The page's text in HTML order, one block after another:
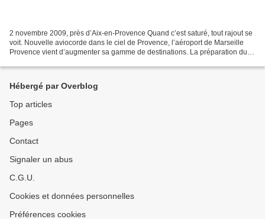
2 novembre 2009, près d’Aix-en-Provence Quand c’est saturé, tout rajout se
voit. Nouvelle aviocorde dans le ciel de Provence, l’aéroport de Marseille
Provence vient d’augmenter sa gamme de destinations. La préparation du
Hébergé par Overblog
Top articles
Pages
Contact
Signaler un abus
C.G.U.
Cookies et données personnelles
Préférences cookies